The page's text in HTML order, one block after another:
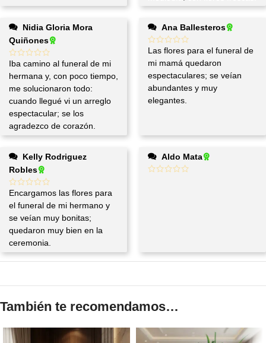
Quiñones
Iba camino al funeral de mi
hermana y, con poco tiempo,
me solucionaron todo:
cuando llegué vi un arreglo
espectacular; se los
agradezco de corazón.
Ana Ballesteros
Las flores para el funeral de
mi mamá quedaron
espectaculares; se veían
abundantes y muy
elegantes.
Robles
Encargamos las flores para
el funeral de mi hermano y
se veían muy bonitas;
quedaron muy bien en la
ceremonia.
Aldo Mata
También te recomendamos…